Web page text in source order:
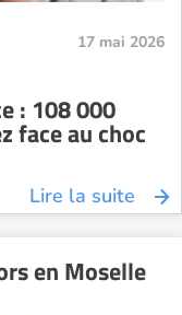
17 mai 2026
: 108 000
face au choc
Lire la suite
en Moselle